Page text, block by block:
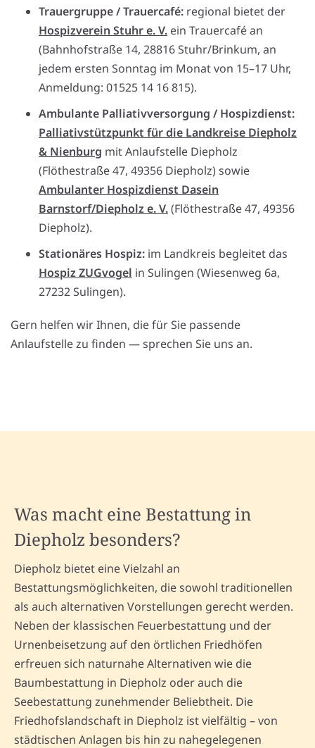
Trauergruppe / Trauercafé: regional bietet der
Hospizverein Stuhr e. V. ein Trauercafé an
(Bahnhofstraße 14, 28816 Stuhr/Brinkum, an
jedem ersten Sonntag im Monat von 15–17 Uhr,
Anmeldung: 01525 14 16 815).
Ambulante Palliativversorgung / Hospizdienst:
Palliativstützpunkt für die Landkreise Diepholz
& Nienburg mit Anlaufstelle Diepholz
(Flöthestraße 47, 49356 Diepholz) sowie
Ambulanter Hospizdienst Dasein
Barnstorf/Diepholz e. V.(Flöthestraße 47, 49356
Diepholz).
Stationäres Hospiz: im Landkreis begleitet das
Hospiz ZUGvogel in Sulingen (Wiesenweg 6a,
27232 Sulingen).
Gern helfen wir Ihnen, die für Sie passende
Anlaufstelle zu finden — sprechen Sie uns an.
Was macht eine Bestattung in
Diepholz besonders?
Diepholz bietet eine Vielzahl an
Bestattungsmöglichkeiten, die sowohl traditionellen
als auch alternativen Vorstellungen gerecht werden.
Neben der klassischen Feuerbestattung und der
Urnenbeisetzung auf den örtlichen Friedhöfen
erfreuen sich naturnahe Alternativen wie die
Baumbestattung in Diepholz oder auch die
Seebestattung zunehmender Beliebtheit. Die
Friedhofslandschaft in Diepholz ist vielfältig – von
städtischen Anlagen bis hin zu nahegelegenen